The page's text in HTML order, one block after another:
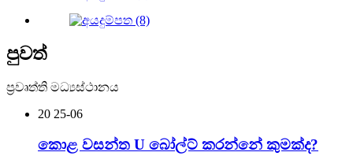
පුවත්
ප්‍රවෘත්ති මධ්‍යස්ථානය
20 25-06
කොළ වසන්ත U බෝල්ට් කරන්නේ කුමක්ද?